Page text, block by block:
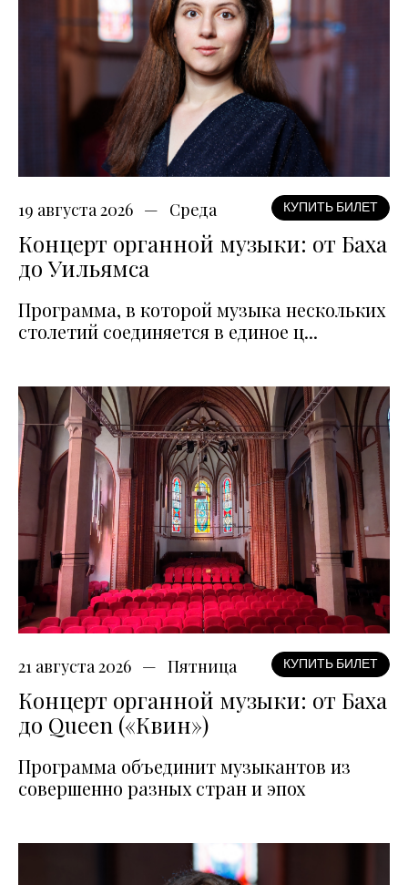
19 августа 2026 Среда КУПИТЬ БИЛЕТ
Концерт органной музыки: от Баха
до Уильямса
Программа, в которой музыка нескольких
столетий соединяется в единое ц...
21 августа 2026 Пятница КУПИТЬ БИЛЕТ
Концерт органной музыки: от Баха
до Queen («Квин»)
Программа объединит музыкантов из
совершенно разных стран и эпох